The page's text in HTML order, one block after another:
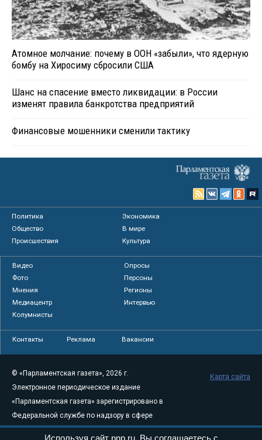
Атомное молчание: почему в ООН «забыли», что ядерную
бомбу на Хиросиму сбросили США
Шанс на спасение вместо ликвидации: в России
изменят правила банкротства предприятий
Финансовые мошенники сменили тактику
Политика
Экономика
Общество
В мире
Происшествия
Культура
Видео
Опросы
Фото
Персоны
Мнения
Регионы
Медиацентр
Интервью
Колумнисты
Контакты Реклама Вакансии
© «Парламентская газета», 2026 г.
Электронное периодическое издание
«Парламентская газета» зарегистрировано в
Федеральной службе по надзору в сфере
связи, информационных технологий и
Карта сайта
Используя сайт pnp.ru, Вы соглашаетесь с